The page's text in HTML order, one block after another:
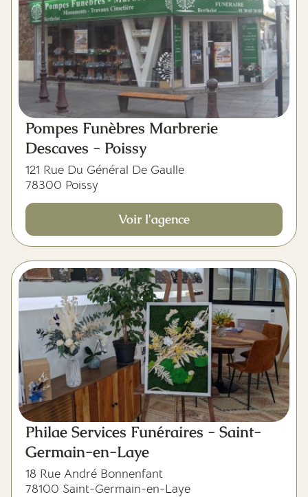
Pompes Funèbres Marbrerie
Descaves - Poissy
121 Rue Du Général De Gaulle
78300 Poissy
Voir l'agence
Philae Services Funéraires - Saint-
Germain-en-Laye
18 Rue André Bonnenfant
78100 Saint-Germain-en-Laye